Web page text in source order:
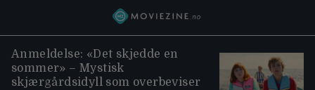
Anmeldelse: «Det skjedde en
sommer» – Mystisk
skjærgårdsidyll som overbeviser